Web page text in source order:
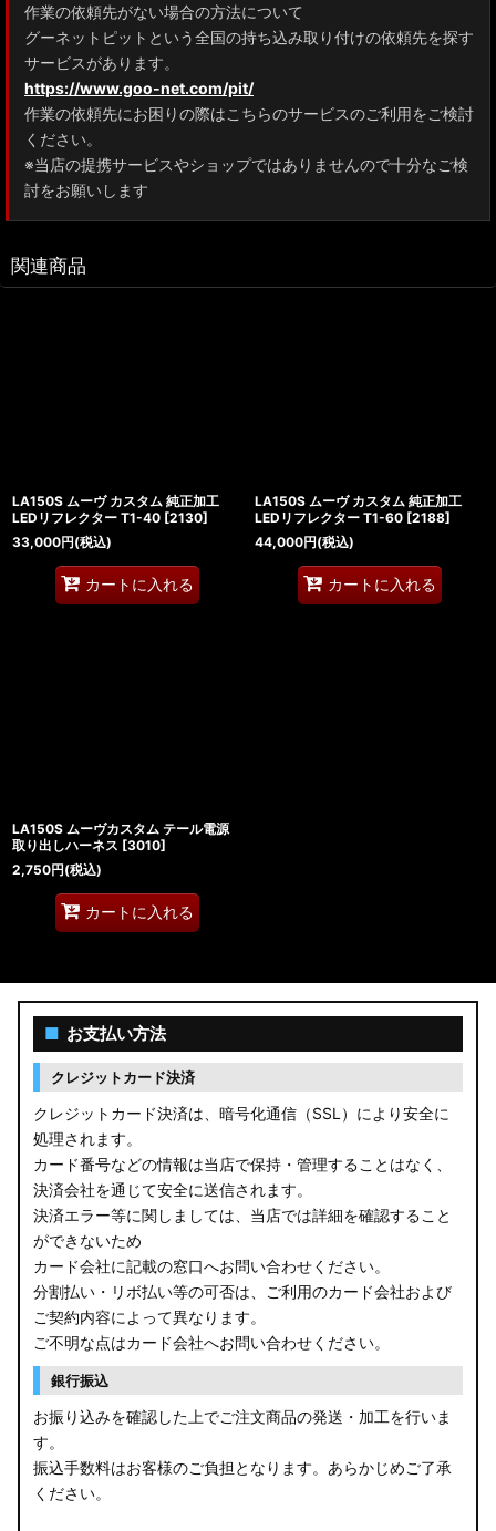
作業の依頼先がない場合の方法について
グーネットピットという全国の持ち込み取り付けの依頼先を探す
サービスがあります。
https://www.goo-net.com/pit/
作業の依頼先にお困りの際はこちらのサービスのご利用をご検討
ください。
※当店の提携サービスやショップではありませんので十分なご検
討をお願いします
関連商品
LA150S ムーヴ カスタム 純正加工
LEDリフレクター T1-40 [2130]
33,000円(税込)
カートに入れる
LA150S ムーヴ カスタム 純正加工
LEDリフレクター T1-60 [2188]
44,000円(税込)
カートに入れる
LA150S ムーヴカスタム テール電源
取り出しハーネス [3010]
2,750円(税込)
カートに入れる
■ お支払い方法
クレジットカード決済
クレジットカード決済は、暗号化通信（SSL）により安全に
処理されます。
カード番号などの情報は当店で保持・管理することはなく、
決済会社を通じて安全に送信されます。
決済エラー等に関しましては、当店では詳細を確認すること
ができないため
カード会社に記載の窓口へお問い合わせください。
分割払い・リボ払い等の可否は、ご利用のカード会社および
ご契約内容によって異なります。
ご不明な点はカード会社へお問い合わせください。
銀行振込
お振り込みを確認した上でご注文商品の発送・加工を行いま
す。
振込手数料はお客様のご負担となります。あらかじめご了承
ください。